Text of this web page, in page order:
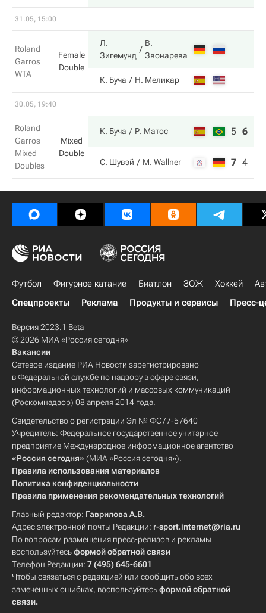
31.05, 15:00
Roland
Garros
WTA
Female
Double
Л.
Зигемунд
В.
Звонарева
К. Буча Н. Меликар
30.05, 19:40
Roland
Garros
Mixed
Doubles
Mixed
Double
К. Буча Р. Матос 5 6
С. Шувэй M. Wallner 7 4 6
Футбол Фигурное катание Биатлон ЗОЖ Хоккей
Спецпроекты
Реклама Продукты и сервисы Пресс-
Версия 2023.1 Beta
© 2026 МИА «Россия сегодня»
Вакансии
Сетевое издание РИА Новости зарегистрировано
в Федеральной службе по надзору в сфере связи,
информационных технологий и массовых коммуникаций
(Роскомнадзор) 08 апреля 2014 года.
Свидетельство о регистрации Эл № ФС77-57640
Учредитель: Федеральное государственное унитарное
предприятие Международное информационное агентство
«Россия сегодня» (МИА «Россия сегодня»).
Правила использования материалов
Политика конфиденциальности
Правила применения рекомендательных технологий
Главный редактор: Гаврилова А.В.
Адрес электронной почты Редакции: r-sport.internet@ria.ru
По вопросам размещения пресс-релизов и рекламы
воспользуйтесьформой обратной связи
Телефон Редакции: 7 (495) 645-6601
Чтобы связаться с редакцией или сообщить обо всех
замеченных ошибках, воспользуйтесьформой обратной
связи.